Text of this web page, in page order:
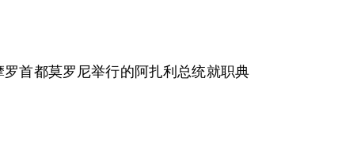
首都莫罗尼举行的阿扎利总统就职典